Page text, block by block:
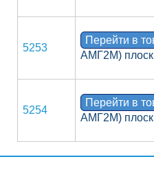
5253
Перейти в
АМГ2М)
5254
Перейти в
АМГ2М)